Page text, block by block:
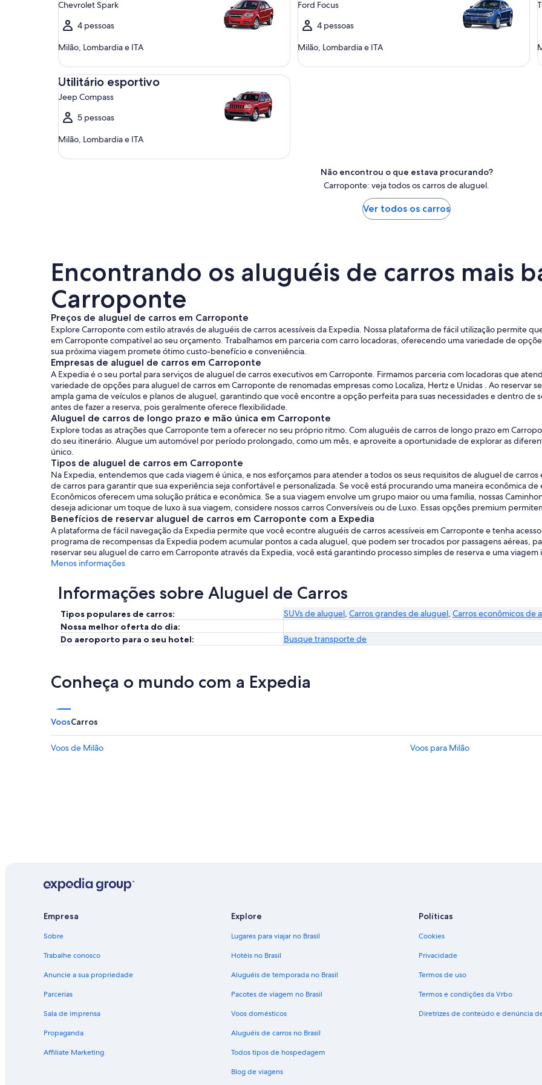
Chevrolet Spark
4 pessoas
Milão, Lombardia e ITA
Ford Focus
4 pessoas
Milão, Lombardia e ITA
Utilitário esportivo
Jeep Compass
5 pessoas
Milão, Lombardia e ITA
Utilitário esportivo Jeep Compass
Não encontrou o que estava procurando?
Carroponte: veja todos os carros de aluguel.
Ver todos os carros
Encontrando os aluguéis de carros mais
Carroponte
Preços de aluguel de carros em Carroponte
Explore Carroponte com estilo através de aluguéis de carros acessíveis da Expedia. Nossa plataforma de fácil utilização permite
em Carroponte compatível ao seu orçamento. Trabalhamos em parceria com carro locadoras, oferecendo uma variedade de
sua próxima viagem promete ótimo custo-benefício e conveniência.
Empresas de aluguel de carros em Carroponte
A Expedia é o seu portal para serviços de aluguel de carros executivos em Carroponte. Firmamos parceria com locadoras que
variedade de opções para aluguel de carros em Carroponte de renomadas empresas como Localiza, Hertz e Unidas . Ao reservar
ampla gama de veículos e planos de aluguel, garantindo que você encontre a opção perfeita para suas necessidades e dentro de
antes de fazer a reserva, pois geralmente oferece flexibilidade.
Aluguel de carros de longo prazo e mão única em Carroponte
Explore todas as atrações que Carroponte tem a oferecer no seu próprio ritmo. Com aluguéis de carros de longo prazo em
do seu itinerário. Alugue um automóvel por período prolongado, como um mês, e aproveite a oportunidade de explorar as
único.
Tipos de aluguel de carros em Carroponte
Na Expedia, entendemos que cada viagem é única, e nos esforçamos para atender a todos os seus requisitos de aluguel de
de carros para garantir que sua experiência seja confortável e personalizada. Se você está procurando uma maneira econômica
Econômicos oferecem uma solução prática e econômica. Se a sua viagem envolve um grupo maior ou uma família, nossas
deseja adicionar um toque de luxo à sua viagem, considere nossos carros Conversíveis ou de Luxo. Essas opções premium
Benefícios de reservar aluguel de carros em Carroponte com a Expedia
A plataforma de fácil navegação da Expedia permite que você econtre aluguéis de carros acessíveis em Carroponte e tenha
programa de recompensas da Expedia podem acumular pontos a cada aluguel, que podem ser trocados por passagens aéreas,
reservar seu aluguel de carro em Carroponte através da Expedia, você está garantindo processo simples de reserva e uma viagem
Menos informações
Informações sobre Aluguel de Carros
Tipos populares de carros: SUVs de aluguel, Carros grandes de aluguel, Carros econômicos de
Nossa melhor oferta do dia:
Do aeroporto para o seu hotel:
Busque transporte de
Conheça o mundo com a Expedia
VoosCarros
Voos de Milão Voos para Milão
Empresa
Sobre
Trabalhe conosco
Anuncie a sua propriedade
Parcerias
Sala de imprensa
Propaganda
Affiliate Marketing
Explore
Lugares para viajar no Brasil
Hotéis no Brasil
Aluguéis de temporada no Brasil
Pacotes de viagem no Brasil
Voos domésticos
Aluguéis de carros no Brasil
Todos tipos de hospedagem
Blog de viagens
Políticas
Cookies
Privacidade
Termos de uso
Termos e condições da Vrbo
Diretrizes de conteúdo e denúncia